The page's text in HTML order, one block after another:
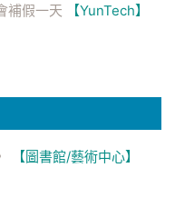
補假一天 【YunTech】
【圖書館/藝術中心】